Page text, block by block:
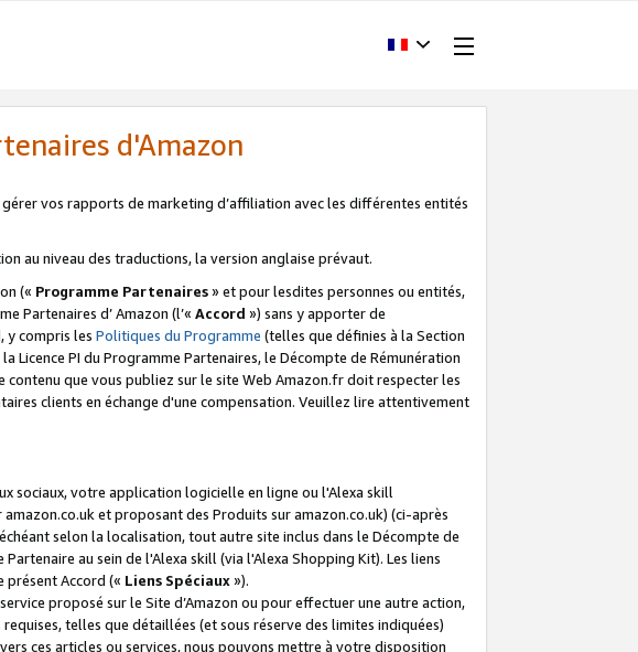
d'Amazon
vos rapports de marketing d’affiliation avec les différentes entités
au niveau des traductions, la version anglaise prévaut.
(« Programme Partenaires» et pour lesdites personnes ou entités,
Partenaires d’ Amazon (l’« Accord ») sans y apporter de
y compris les Politiques du Programme (telles que définies à la Section
Licence PI du Programme Partenaires, le Décompte de Rémunération
contenu que vous publiez sur le site Web Amazon.fr doit respecter les
clients en échange d'une compensation. Veuillez lire attentivement
sociaux, votre application logicielle en ligne ou l'Alexa skill
et proposant des Produits sur amazon.co.uk) (ci-après
selon la localisation, tout autre site inclus dans le Décompte de
Partenaire au sein de l'Alexa skill (via l'Alexa Shopping Kit). Les liens
Accord (« Liens Spéciaux»).
proposé sur le Site d’Amazon ou pour effectuer une autre action,
telles que détaillées (et sous réserve des limites indiquées)
ces articles ou services, nous pouvons mettre à votre disposition